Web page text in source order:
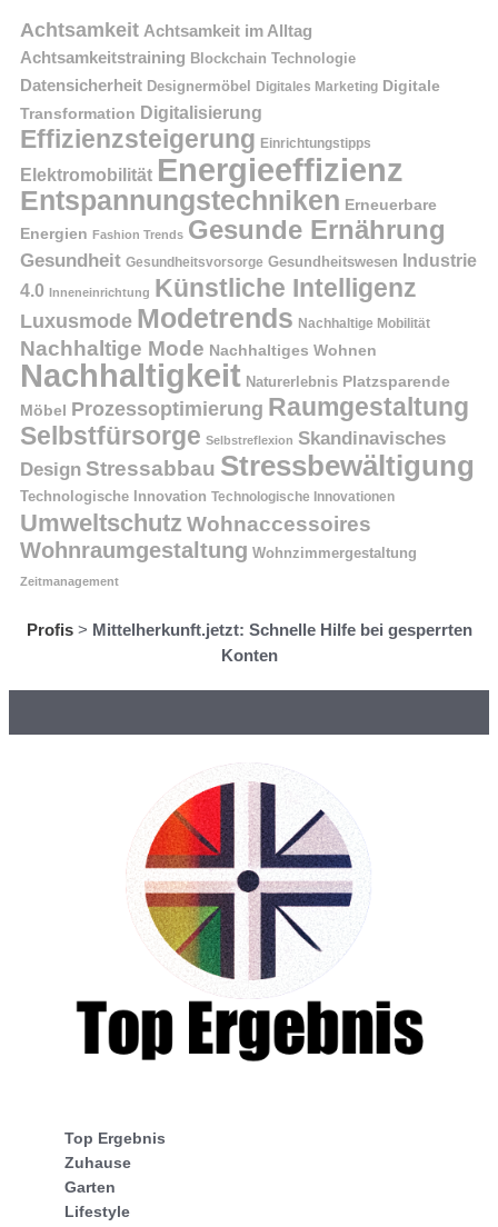
Achtsamkeit Achtsamkeit im Alltag
Achtsamkeitstraining Blockchain Technologie
Datensicherheit Designermöbel Digitales Marketing Digitale
Transformation Digitalisierung
Effizienzsteigerung Einrichtungstipps
Elektromobilität Energieeffizienz
Entspannungstechniken Erneuerbare
Energien Fashion Trends Gesunde Ernährung
Gesundheit Gesundheitsvorsorge Gesundheitswesen
Industrie
4.0
Inneneinrichtung Künstliche Intelligenz
Luxusmode Modetrends Nachhaltige Mobilität
Nachhaltige Mode Nachhaltiges Wohnen
Nachhaltigkeit Naturerlebnis Platzsparende
Möbel
Prozessoptimierung Raumgestaltung
Selbstfürsorge Selbstreflexion Skandinavisches
Design Stressabbau Stressbewältigung
Technologische Innovation Technologische Innovationen
Umweltschutz Wohnaccessoires
Wohnraumgestaltung Wohnzimmergestaltung
Zeitmanagement
Profis> Mittelherkunft.jetzt: Schnelle Hilfe bei gesperrten
Konten
Top Ergebnis
Zuhause
Garten
Lifestyle